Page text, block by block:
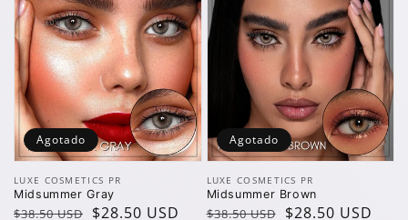
Vendedor:
LUXE COSMETICS PR
Midsummer Gray
Precio
$38.50 USD
Precio
$28.50 USD
Agotado
Vendedor:
LUXE COSMETICS PR
Midsummer Brown
Precio
$38.50 USD
Precio
$28.50 USD
Agotado